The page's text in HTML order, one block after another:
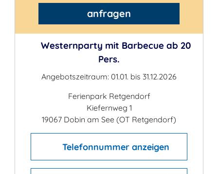
anfragen
Westernparty mit Barbecue ab 20
Pers.
Angebotszeitraum: 01.01. bis 31.12.2026
Ferienpark Retgendorf
Kiefernweg 1
19067 Dobin am See (OT Retgendorf)
Telefonnummer anzeigen